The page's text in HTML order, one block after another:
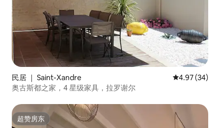
民居 ｜ Saint-Xandre 平均评分
4.97 (34)
奥古斯都之家，4 星级家具，拉罗谢尔
超赞房东
超赞房东